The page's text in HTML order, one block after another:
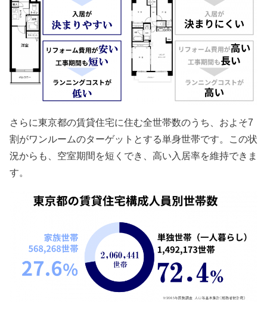
さらに東京都の賃貸住宅に住む全世帯数のうち、およそ7
割がワンルームのターゲットとする単身世帯です。この状
況からも、空室期間を短くでき、高い入居率を維持できま
す。